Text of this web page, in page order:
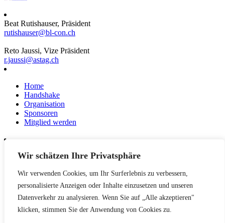
Wir schätzen Ihre Privatsphäre
Wir verwenden Cookies, um Ihr Surferlebnis zu verbessern,
personalisierte Anzeigen oder Inhalte einzusetzen und unseren
Datenverkehr zu analysieren. Wenn Sie auf „Alle akzeptieren"
klicken, stimmen Sie der Anwendung von Cookies zu.
Beat Rutishauser, Präsident
rutishauser@bl-con.ch
Reto Jaussi, Vize Präsident
r.jaussi@astag.ch
Home
Handshake
Organisation
Sponsoren
Mitglied werden
News
Netzwerk
Kontakt